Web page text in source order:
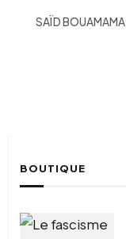
SAÏD BOUAMAMA
BOUTIQUE